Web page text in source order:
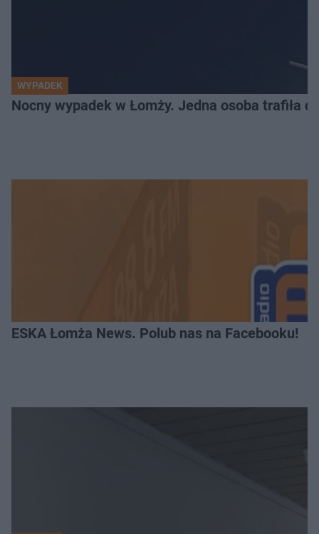
WYPADEK
Nocny wypadek w Łomży. Jedna osoba trafiła
ESKA Łomża News. Polub nas na Facebooku!